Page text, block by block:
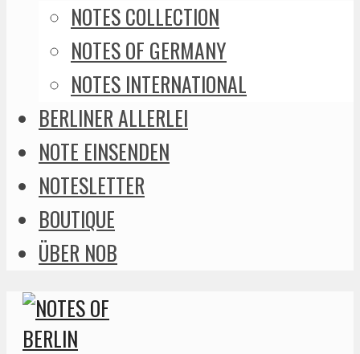
NOTES COLLECTION
NOTES OF GERMANY
NOTES INTERNATIONAL
BERLINER ALLERLEI
NOTE EINSENDEN
NOTESLETTER
BOUTIQUE
ÜBER NOB